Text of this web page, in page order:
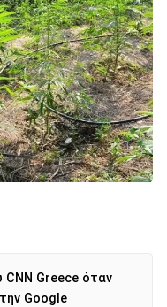
Greece όταν
Google